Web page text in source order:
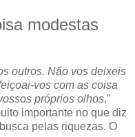
modestas
outros. Não vos deixeis
vos com as coisa
próprios olhos."
importante no que diz
pelas riquezas. O